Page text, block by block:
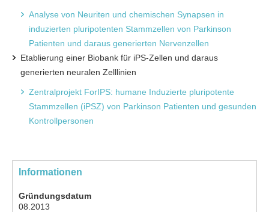
Analyse von Neuriten und chemischen Synapsen in
induzierten pluripotenten Stammzellen von Parkinson
Patienten und daraus generierten Nervenzellen
Etablierung einer Biobank für iPS-Zellen und daraus
generierten neuralen Zelllinien
Zentralprojekt ForIPS: humane Induzierte pluripotente
Stammzellen (iPSZ) von Parkinson Patienten und gesunden
Kontrollpersonen
Informationen
Gründungsdatum
08.2013